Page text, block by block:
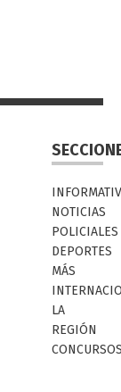
NOTICIAS
POLICIALES
DEPORTES
MÁS
LA
REGIÓN